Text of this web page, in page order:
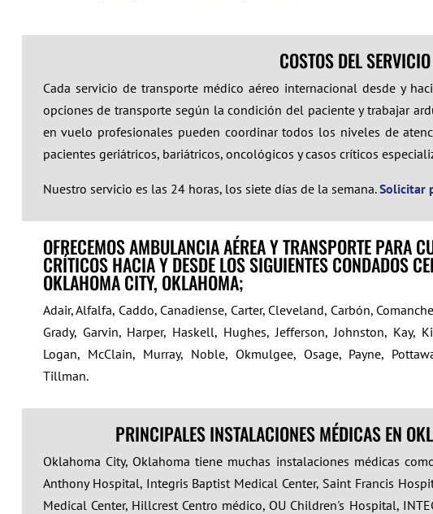
COSTOS DEL
Cada servicio de transporte médico aéreo internacional desde y
opciones de transporte según la condición del paciente y trabajar
en vuelo profesionales pueden coordinar todos los niveles de
pacientes geriátricos, bariátricos, oncológicos y casos críticos
Nuestro servicio es las 24 horas, los siete días de la semana.Solicitar
OFRECEMOS AMBULANCIA AÉREA Y TRANSPORTE PARA
CRÍTICOS HACIA Y DESDE LOS SIGUIENTES CONDADOS
OKLAHOMA CITY, OKLAHOMA;
Adair, Alfalfa, Caddo, Canadiense, Carter, Cleveland, Carbón,
Grady, Garvin, Harper, Haskell, Hughes, Jefferson, Johnston, Kay,
Logan, McClain, Murray, Noble, Okmulgee, Osage, Payne,
Tillman.
PRINCIPALES INSTALACIONES MÉDICAS EN
Oklahoma City, Oklahoma tiene muchas instalaciones médicas
Anthony Hospital, Integris Baptist Medical Center, Saint Francis
Medical Center, Hillcrest Centro médico, OU Children's Hospital,